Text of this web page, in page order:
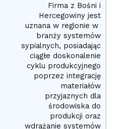
Firma z Bośni i
Hercegowiny jest
uznana w regionie w
branży systemów
sypialnych, posiadając
ciągłe doskonalenie
cyklu produkcyjnego
poprzez integrację
materiałów
przyjaznych dla
środowiska do
produkcji oraz
wdrażanie systemów